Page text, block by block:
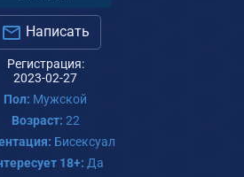
Написать
Регистрация:
2023-02-27
Пол: Мужской
Возраст: 22
Бисексуал
18+: Да